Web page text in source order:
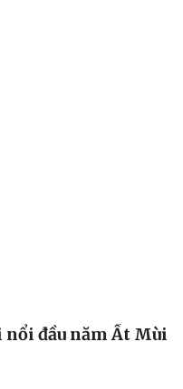
nổi đầu năm Ất Mùi